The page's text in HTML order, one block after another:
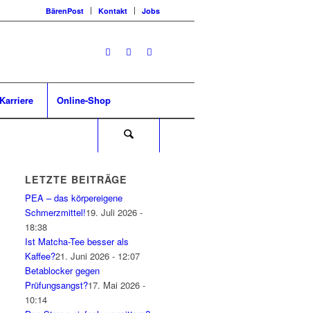
BärenPost Kontakt Jobs
Karriere Online-Shop
LETZTE BEITRÄGE
PEA – das körpereigene
Schmerzmittel!19. Juli 2026 -
18:38
Ist Matcha-Tee besser als
Kaffee?21. Juni 2026 - 12:07
Betablocker gegen
Prüfungsangst?17. Mai 2026 -
10:14